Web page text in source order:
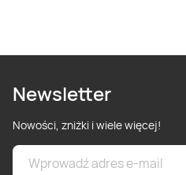
Newsletter
Nowości, zniżki i wiele więcej!